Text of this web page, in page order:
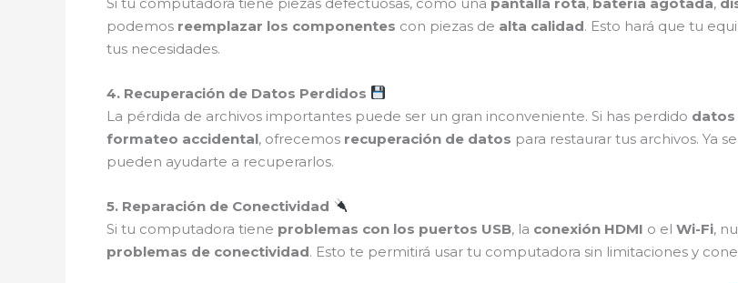
podemos reemplazar los componentes con piezas de alta calidad. Esto hará que tu
tus necesidades.
4. Recuperación de Datos Perdidos
La pérdida de archivos importantes puede ser un gran inconveniente. Si has perdido
formateo accidental, ofrecemos recuperación de datos para restaurar tus archivos. Ya
pueden ayudarte a recuperarlos.
5. Reparación de Conectividad
Si tu computadora tiene problemas con los puertos USB, la conexión HDMI o el Wi-Fi,
problemas de conectividad. Esto te permitirá usar tu computadora sin limitaciones y